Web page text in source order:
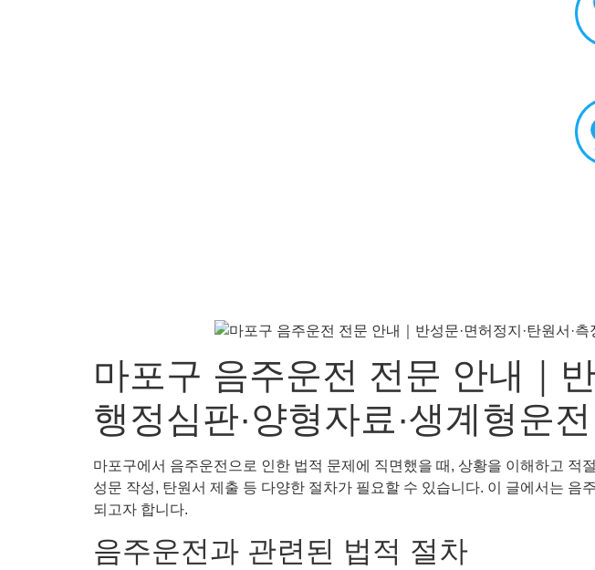
마포구 음주운전 전문 안내｜
행정심판·양형자료·생계형운
마포구에서 음주운전으로 인한 법적 문제에 직면했을 때, 상황을 이해하고
성문 작성, 탄원서 제출 등 다양한 절차가 필요할 수 있습니다. 이 글에서는 음
되고자 합니다.
음주운전과 관련된 법적 절차